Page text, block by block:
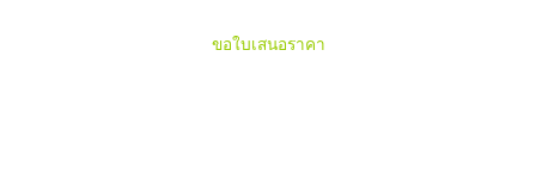
ขอใบเสนอราคา